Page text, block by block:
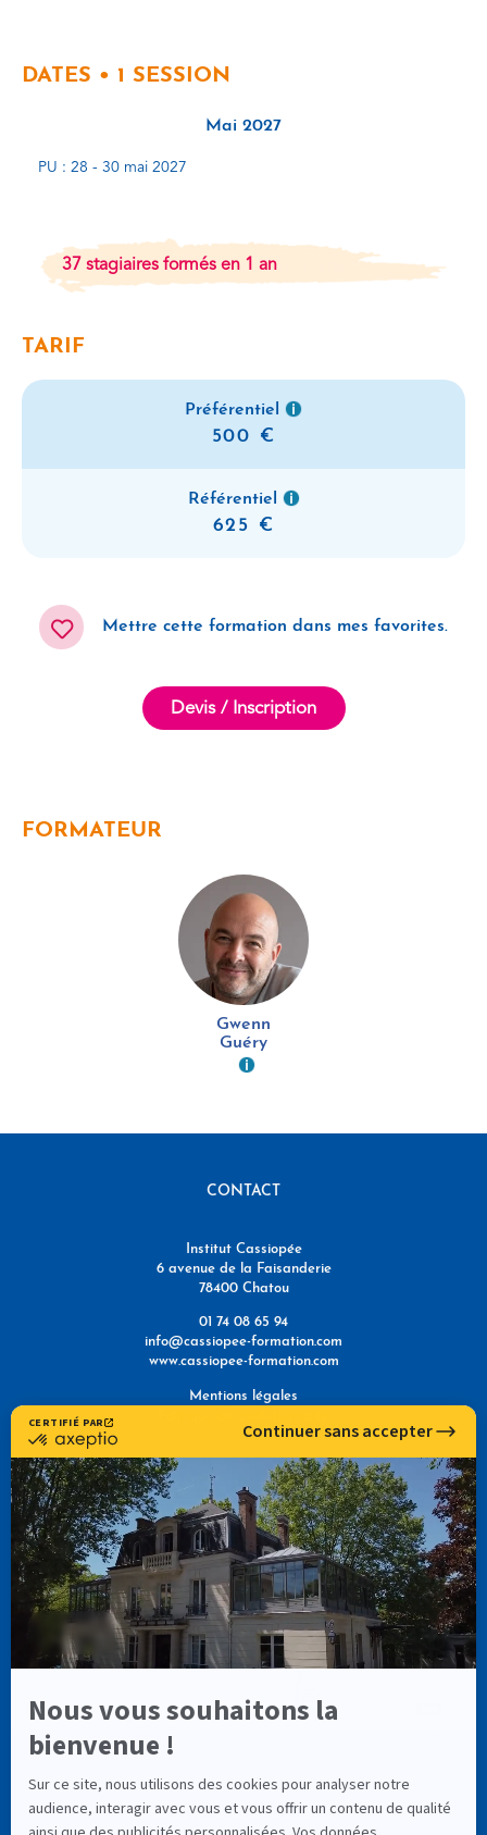
DATES • 1 SESSION
Mai 2027
PU : 28 - 30 mai 2027
37 stagiaires formés en 1 an
TARIF
Préférentiel
500
Référentiel
625
Mettre cette formation dans mes favorites.
Devis / Inscription
FORMATEUR
Gwenn
Guéry
CONTACT
Institut Cassiopée
6 avenue de la Faisanderie
78400 Chatou
01 74 08 65 94
info@cassiopee-formation.com
www.cassiopee-formation.com
Mentions légales
NOUS TROUVER
NOS RÉSEAUX SOCIAUX